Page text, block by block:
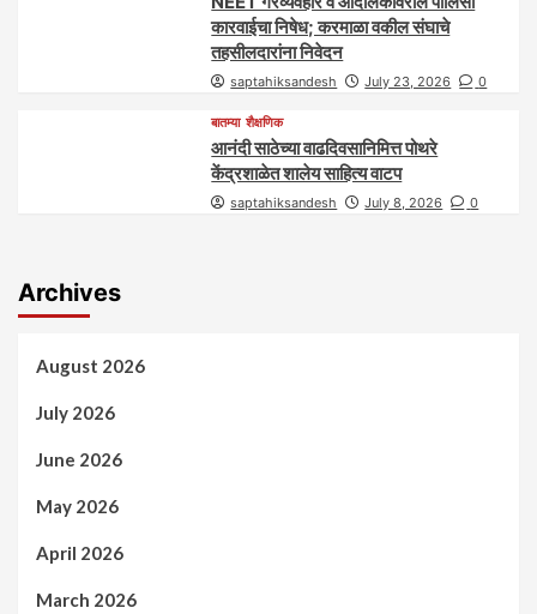
कारवाईचा निषेध; करमाळा वकील संघाचे
तहसीलदारांना निवेदन
saptahiksandesh July 23, 2026 0
बातम्या शैक्षणिक
आनंदी साठेच्या वाढदिवसानिमित्त पोथरे
केंद्रशाळेत शालेय साहित्य वाटप
saptahiksandesh July 8, 2026 0
Archives
August 2026
July 2026
June 2026
May 2026
April 2026
March 2026